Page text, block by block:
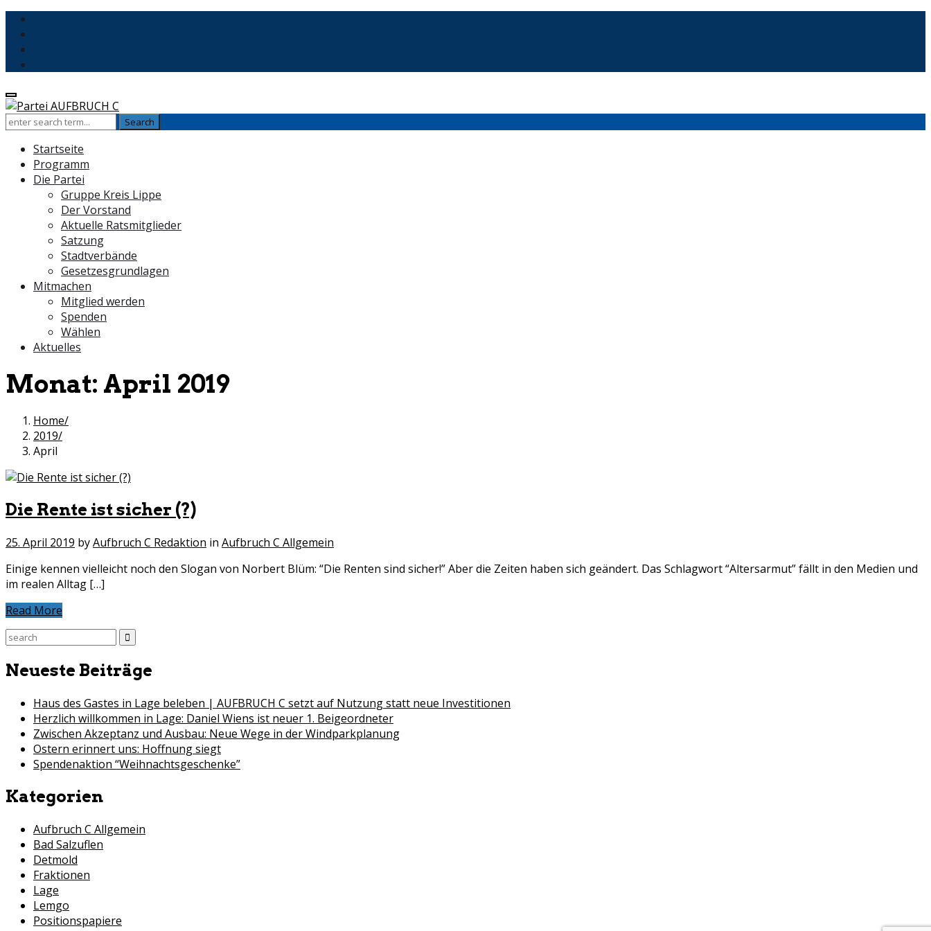
Startseite
Programm
Die Partei
Gruppe Kreis Lippe
Der Vorstand
Aktuelle Ratsmitglieder
Satzung
Stadtverbände
Gesetzesgrundlagen
Mitmachen
Mitglied werden
Spenden
Wählen
Aktuelles
Monat: April 2019
Home
2019
April
Die Rente ist sicher (?)
25. April 2019 byAufbruch C Redaktion in Aufbruch C Allgemein
Einige kennen vielleicht noch den Slogan von Norbert Blüm: “Die Renten sind sicher!” Aber die Zeiten haben sich geändert. Das Schlagwort “Altersarmut” fällt in den Medien und
im realen Alltag […]
Read More
Search
Neueste Beiträge
Haus des Gastes in Lage beleben | AUFBRUCH C setzt auf Nutzung statt neue Investitionen
Herzlich willkommen in Lage: Daniel Wiens ist neuer 1. Beigeordneter
Zwischen Akzeptanz und Ausbau: Neue Wege in der Windparkplanung
Ostern erinnert uns: Hoffnung siegt
Spendenaktion “Weihnachtsgeschenke”
Kategorien
Aufbruch C Allgemein
Bad Salzuflen
Detmold
Fraktionen
Lage
Lemgo
Positionspapiere